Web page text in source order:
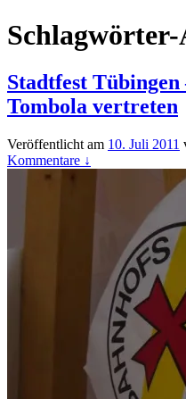
Stadtfest
Tombola vertreten
Veröffentlicht am 10. Juli 2011
Kommentare ↓